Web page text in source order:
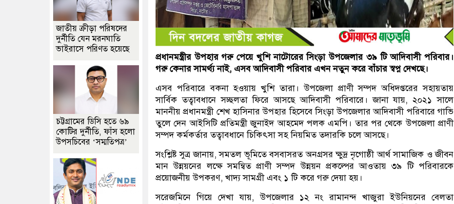
প্রধানমন্ত্রীর উপহার গরু পেয়ে খুশি নাটোরের সিংড়া উপজেলার ৩৯ টি আদিবাসী পরিবার।
গরু কেনার সামর্থ্য নাই, এসব আদিবাসী পরিবার এখন নতুন করে বাঁচার স্বপ্ন দেখছে।
এসব পরিবারে বকনা হওয়ায় খুশি তারা। উপজেলা প্রাণী সম্পদ অধিদপ্তরের সহায়তায়
সার্বিক তত্বাবধানে সচ্ছলতা ফিরে আসছে আদিবাসী পরিবারে। জানা যায়, ২০২১ সালে
মাননীয় প্রধানমন্ত্রী শেখ হাসিনার উপহার হিসেবে সিংড়া উপজেলার আদিবাসী পরিবারে গাভি
তুলে দেন আইসিটি প্রতিমন্ত্রী জুনাইদ আহমেদ পলক এমপি। তার পর থেকে উপজেলা প্রাণী
সম্পদ কর্মকর্তার তত্বাবধানে চিকিৎসা সহ নিয়মিত তদারকি চলে আসছে।
সংশ্লিষ্ট সুত্র জানায়, সমতল ভূমিতে বসবাসরত অনগ্রসর ক্ষুদ্র নৃগোষ্ঠী আর্থ সামাজিক ও জীবন
মান উন্নয়নের লক্ষে সমন্বিত প্রাণী সম্পদ উন্নয়ন প্রকল্পের আওতায় ৩৯ টি পরিবারকে
প্রয়োজনীয় উপকরণ, খাদ্য সামগ্রী এবং ১ টি করে গরু দেয়া হয়।
সরেজমিনে গিয়ে দেখা যায়, উপজেলার ১২ নং রামানন্দ খাজুরা ইউনিয়নের বেলতা
জাতীয় ক্রীড়া পরিষদের
দুর্নীতি যেন মরনঘাতি
ভাইরাসে পরিণত হয়েছে
চট্টগ্রামের ডিসি হতে ৬৯
কোটির দুর্নীতি, ফাঁস হলো
উপসচিবের ‘সম্মতিপত্র’